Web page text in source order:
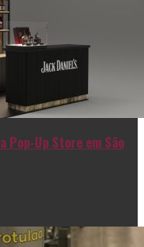
Pop-Up Store em São